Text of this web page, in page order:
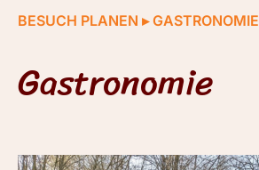
BESUCH PLANEN ▸GASTRONOMIE
Gastronomie